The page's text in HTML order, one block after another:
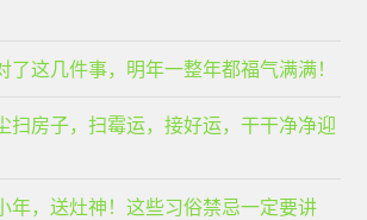
了这几件事，明年一整年都福气满满！
扫房子，扫霉运，接好运，干干净净迎
年，送灶神！这些习俗禁忌一定要讲